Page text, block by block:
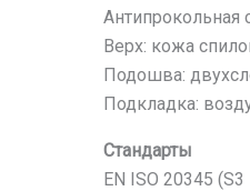
Антипрокольная
Верх: кожа
Подошва:
Подкладка:
Стандарты
EN ISO 20345 (S3